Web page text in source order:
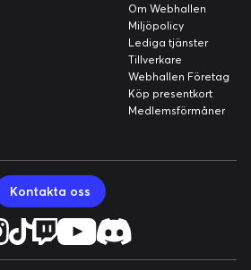
Om Webhallen
Miljöpolicy
Lediga tjänster
Tillverkare
Webhallen Företag
Köp presentkort
Medlemsförmåner
Kontakta oss